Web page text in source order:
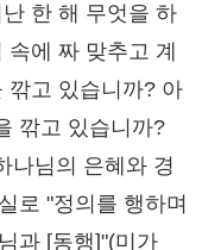
한 해 무엇을 하
에 짜 맞추고 계
깎고 있습니까? 아
깎고 있습니까?
나님의 은혜와 경
로 "정의를 행하며
과 [동행]"(미가